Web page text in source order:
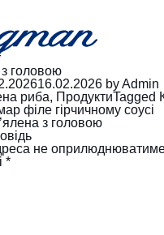
з головою
16.02.2026 byAdmin
риба, ПродуктиTagged
філе гірчичному соусі
з головою
не
*